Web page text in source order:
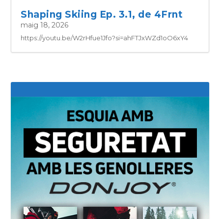
Shaping Skiing Ep. 3.1, de 4Frnt
maig 18, 2026
https://youtu.be/W2rHfue1Jfo?si=ahFTJxWZd1oO6xY4